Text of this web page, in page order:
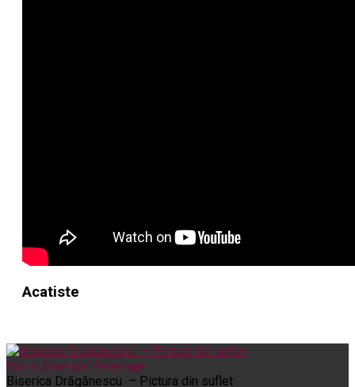
Acatiste
Noi și Biserica Pelerinaje
Biserica Drăgănescu – Pictura din suflet